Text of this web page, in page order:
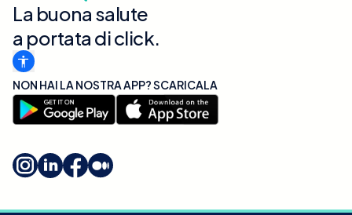
La buona salute
a portata di click.
NON HAI LA NOSTRA APP? SCARICALA